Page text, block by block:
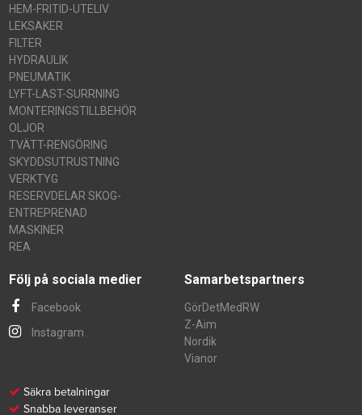
HEM-FRITID-UTELIV
LEKSAKER
FILTER
HYDRAULIK
PNEUMATIK
LYFT-LAST-SURRNING
MONTERINGSTILLBEHÖR
OLJOR
TVÄTT-RENGÖRING
SKYDDSUTRUSTNING
VERKTYG
RESERVDELAR SKOG-
ENTREPRENAD
MASKINER
REA
Följ på sociala medier
Facebook
Instagram
Samarbetspartners
GörDetMedRW
Z-Aim
Nordik
Vianor
Säkra betalningar
Snabba leveranser